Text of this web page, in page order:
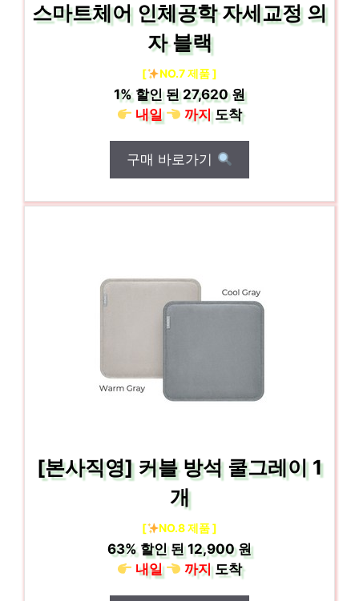
스마트체어 인체공학 자세교정 의
자 블랙
[ NO.7 제품 ]
1%할인 된27,620 원
내일
까지도착
구매 바로가기
[본사직영] 커블 방석 쿨그레이 1
개
[ NO.8 제품 ]
63%할인 된12,900 원
내일
까지도착